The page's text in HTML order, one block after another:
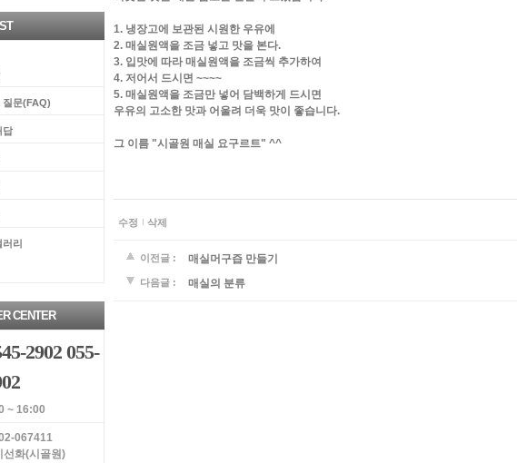
질문(FAQ)
답
러리
CENTER
2902 055-
~ 16:00
067411
선화(시골원)
1. 냉장고에 보관된 시원한 우유에
2. 매실원액을 조금 넣고 맛을 본다.
3. 입맛에 따라 매실원액을 조금씩 추가하여
4. 저어서 드시면 ~~~~
5. 매실원액을 조금만 넣어 담백하게 드시면
우유의 고소한 맛과 어울려 더욱 맛이 좋습니다.
그 이름 "시골원 매실 요구르트" ^^
수정 삭제
이전글 : 매실머구즙 만들기
다음글 : 매실의 분류